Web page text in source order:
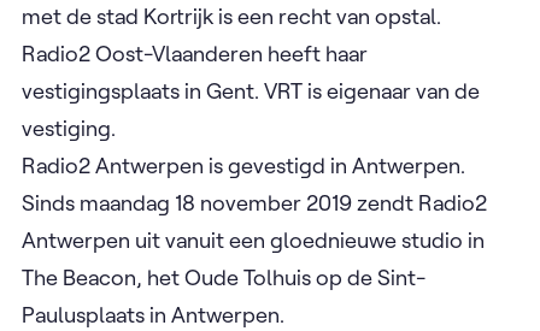
met de stad Kortrijk is een recht van opstal.
Radio2 Oost-Vlaanderen heeft haar
vestigingsplaats in Gent. VRT is eigenaar van de
vestiging.
Radio2 Antwerpen is gevestigd in Antwerpen.
Sinds maandag 18 november 2019 zendt Radio2
Antwerpen uit vanuit een gloednieuwe studio in
The Beacon, het Oude Tolhuis op de Sint-
Paulusplaats in Antwerpen.